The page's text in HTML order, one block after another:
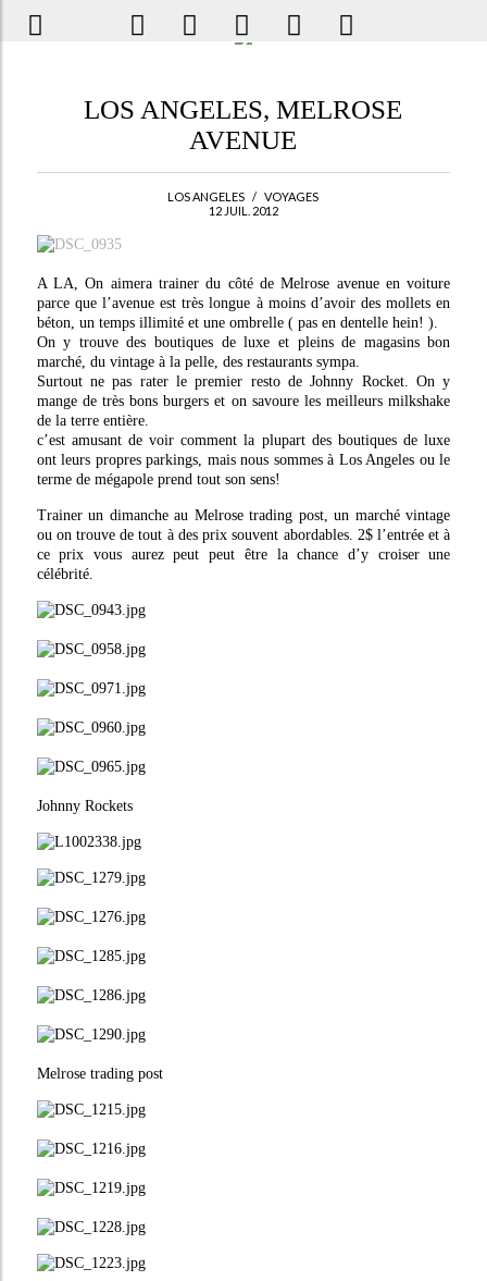
LOS ANGELES, MELROSE
AVENUE
LOS ANGELES / VOYAGES
12 JUIL. 2012
A LA, On aimera trainer du côté de Melrose avenue en voiture
parce que l’avenue est très longue à moins d’avoir des mollets en
béton, un temps illimité et une ombrelle ( pas en dentelle hein! ).
On y trouve des boutiques de luxe et pleins de magasins bon
marché, du vintage à la pelle, des restaurants sympa.
Surtout ne pas rater le premier resto de Johnny Rocket. On y
mange de très bons burgers et on savoure les meilleurs milkshake
de la terre entière.
c’est amusant de voir comment la plupart des boutiques de luxe
ont leurs propres parkings, mais nous sommes à Los Angeles ou le
terme de mégapole prend tout son sens!
Trainer un dimanche au Melrose trading post, un marché vintage
ou on trouve de tout à des prix souvent abordables. 2$ l’entrée et à
ce prix vous aurez peut peut être la chance d’y croiser une
célébrité.
Johnny Rockets
Melrose trading post